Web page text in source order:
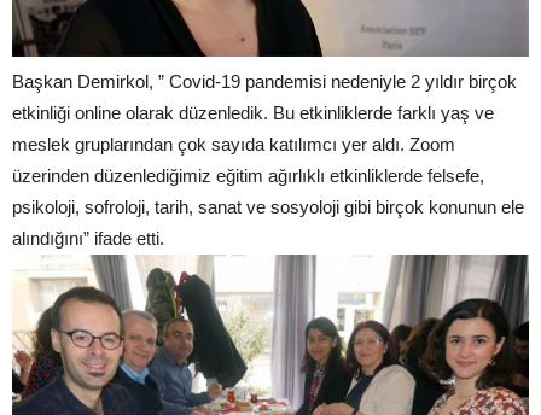
Başkan Demirkol, ” Covid-19 pandemisi nedeniyle 2 yıldır birçok
etkinliği online olarak düzenledik. Bu etkinliklerde farklı yaş ve
meslek gruplarından çok sayıda katılımcı yer aldı. Zoom
üzerinden düzenlediğimiz eğitim ağırlıklı etkinliklerde felsefe,
psikoloji, sofroloji, tarih, sanat ve sosyoloji gibi birçok konunun ele
alındığını” ifade etti.